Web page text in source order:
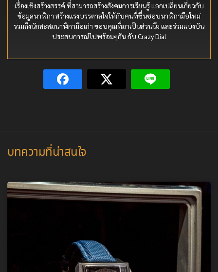
เรื่องเชิงสร้างสรรค์ ที่สามารถสร้างสังคมการเรียนรู้ แลกเปลี่ยนเกี่ยวกับ
ข้อมูลนาฬิกา สร้างแรงบรรดาลใจให้กับคนที่ชื่นชอบนาฬิกามือใหม่
รวมถึงนักสะสมนาฬิกามือเก่า ขอบคุณที่มาเป็นส่วนนึง และร่วมแบ่งบัน
ประสบการณ์ไปพร้อมๆกัน กับ Crazy Dial
บทความที่น่าสนใจ